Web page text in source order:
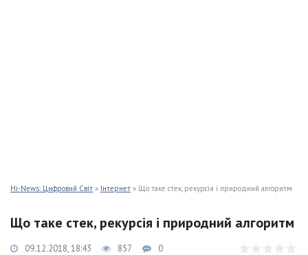
Hi-News: Цифровий Світ » Інтернет » Що таке стек, рекурсія і природний алгоритм
Що таке стек, рекурсія і природний алгоритм
09.12.2018, 18:43 857 0